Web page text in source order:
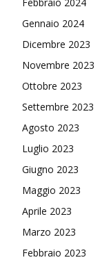
Gennaio 2024
Dicembre 2023
Novembre 2023
Ottobre 2023
Settembre 2023
Agosto 2023
Luglio 2023
Giugno 2023
Maggio 2023
Aprile 2023
Marzo 2023
Febbraio 2023